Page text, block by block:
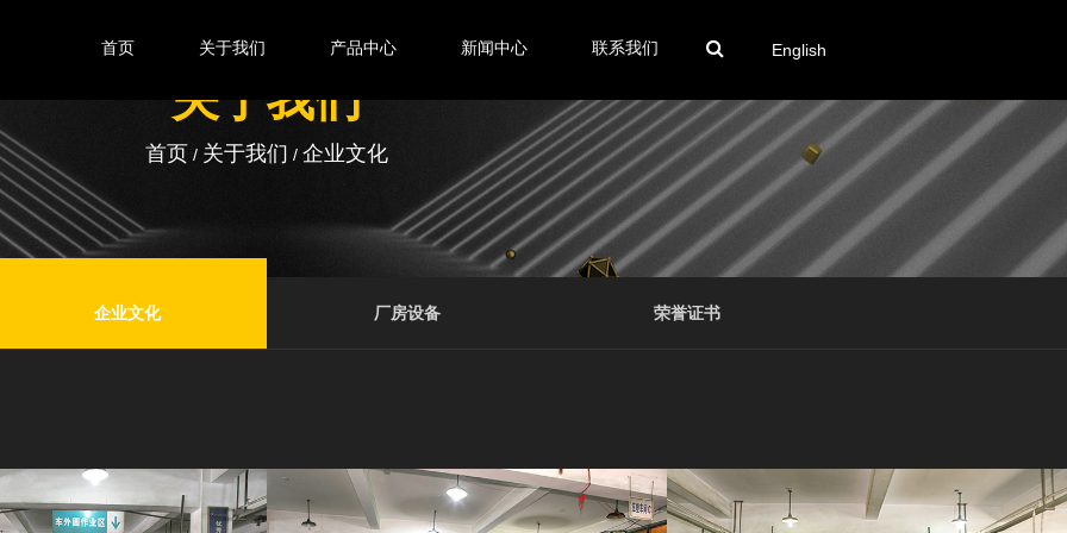
English
首页 关于我们 产品中心 新闻中心 联系我们
关于我们
首页 / 关于我们 / 企业文化
企业文化 厂房设备 荣誉证书